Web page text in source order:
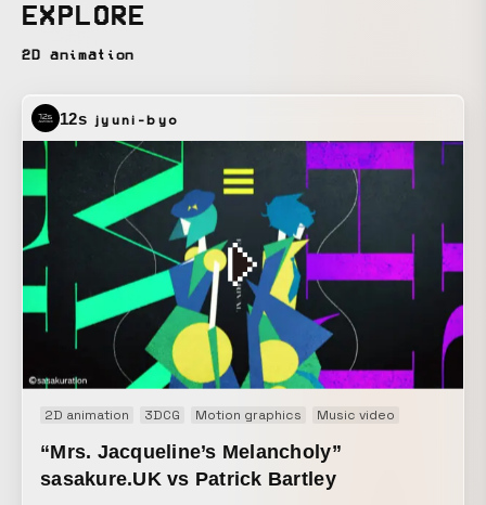
EXPLORE
2D animation
12s jyuni-byo
2D animation 3DCG Motion graphics Music video
“Mrs. Jacqueline’s Melancholy”
sasakure.‌UK vs Patrick Bartley